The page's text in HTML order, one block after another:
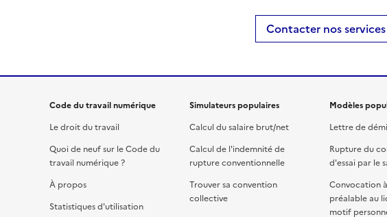
Contacter nos
Code du travail numérique
Le droit du travail
Quoi de neuf sur le Code du
travail numérique ?
À propos
Statistiques d'utilisation
Simulateurs populaires
Calcul du salaire brut/net
Calcul de l'indemnité de
rupture conventionnelle
Trouver sa convention
collective
Modèles
Lettre de
Rupture du
d'essai par le
Convocation
préalable au
motif